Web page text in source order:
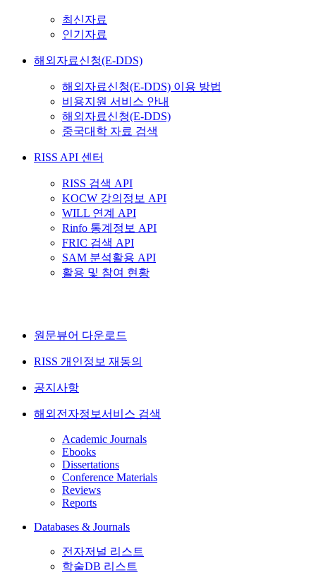
최신자료
인기자료
해외자료신청(E-DDS)
해외자료신청(E-DDS) 이용 방법
비용지원 서비스 안내
해외자료신청(E-DDS)
중국대학 자료 검색
RISS API 센터
RISS 검색 API
KOCW 강의정보 API
WILL 연계 API
Rinfo 통계정보 API
FRIC 검색 API
SAM 분석활용 API
활용 및 참여 현황
원문뷰어 다운로드
RISS 개인정보 재동의
공지사항
해외전자정보서비스 검색
Academic Journals
Ebooks
Dissertations
Conference Materials
Reviews
Reports
Databases & Journals
전자저널 리스트
학술DB 리스트